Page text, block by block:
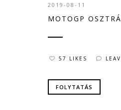
2019-08-11
MOTOGP
57 LIKES
FOLYTATÁS